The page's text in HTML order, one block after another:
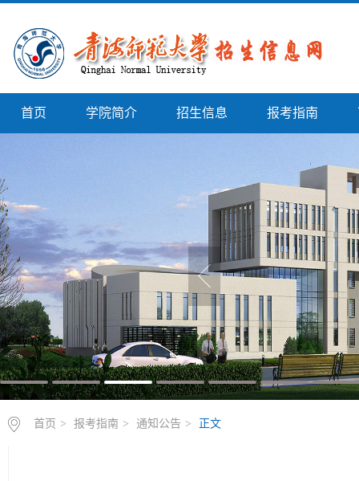
首页 学院简介 招生信息 报考指南
首页 > 报考指南 > 通知公告 > 正文